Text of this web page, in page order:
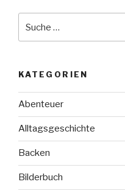
nach:
KATEGORIEN
Abenteuer
Alltagsgeschichte
Backen
Bilderbuch